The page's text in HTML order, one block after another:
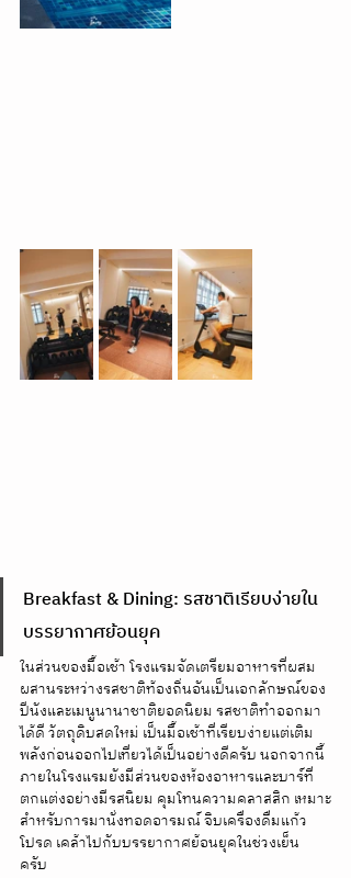
Breakfast & Dining: รสชาติเรียบง่ายใน
บรรยากาศย้อนยุค
ในส่วนของมื้อเช้า โรงแรมจัดเตรียมอาหารที่ผสม
ผสานระหว่างรสชาติท้องถิ่นอันเป็นเอกลักษณ์ของ
ปีนังและเมนูนานาชาติยอดนิยม รสชาติทำออกมา
ได้ดี วัตถุดิบสดใหม่ เป็นมื้อเช้าที่เรียบง่ายแต่เติม
พลังก่อนออกไปเที่ยวได้เป็นอย่างดีครับ นอกจากนี้
ภายในโรงแรมยังมีส่วนของห้องอาหารและบาร์ที่
ตกแต่งอย่างมีรสนิยม คุมโทนความคลาสสิก เหมาะ
สำหรับการมานั่งทอดอารมณ์ จิบเครื่องดื่มแก้ว
โปรด เคล้าไปกับบรรยากาศย้อนยุคในช่วงเย็น
ครับ